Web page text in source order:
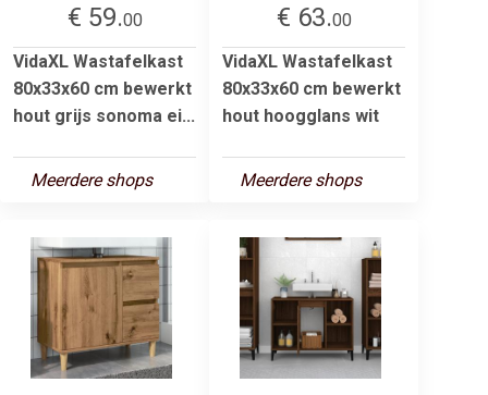
€ 59.00
VidaXL Wastafelkast
80x33x60 cm bewerkt
hout grijs sonoma ei...
Meerdere shops
€ 63.00
VidaXL Wastafelkast
80x33x60 cm bewerkt
hout hoogglans wit
Meerdere shops